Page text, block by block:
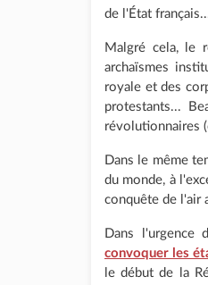
de l'État
Malgré cela, le
archaïsmes
royale et des
protestants...
révolutionnaires
Dans le même
du monde, à
conquête de l'air
Dans l'urgence
convoquer les
le début de la